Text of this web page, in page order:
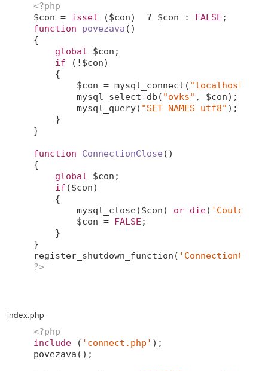
<?php
$con = isset ($con)  ? $con : FALSE
function
povezava ()
{
global $con;
if (!$con)
    {
        $con = mysql_connect(
"localhost"
        mysql_select_db(
"ovks" , $con);
        mysql_query(
"SET NAMES utf8" );
    }
}
function ConnectionClose ()
{
global $con;
if ($con)
    {
        mysql_close($con)
or die( 'Could
        $con =
FALSE ;
    }
}
register_shutdown_function(
?>
index.php
<?php
include ( 'connect.php' );
povezava();